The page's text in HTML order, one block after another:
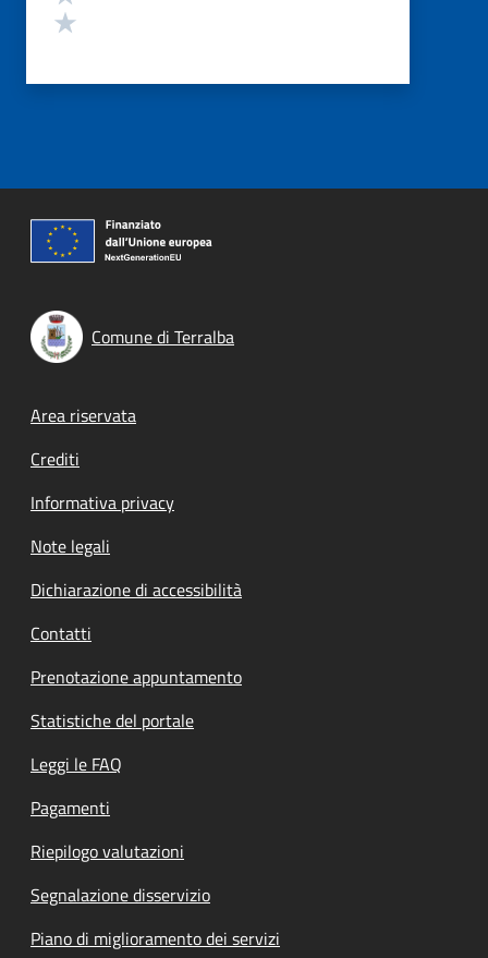
Comune di Terralba
Footer menu
Area riservata
Crediti
Informativa privacy
Note legali
Dichiarazione di accessibilità
Contatti
Prenotazione appuntamento
Statistiche del portale
Leggi le FAQ
Pagamenti
Riepilogo valutazioni
Segnalazione disservizio
Piano di miglioramento dei servizi